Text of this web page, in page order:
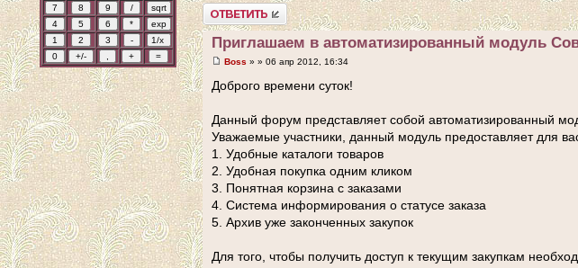
Ответить
Приглашаем в автоматизированный модуль
Boss » » 06 апр 2012, 16:34
Доброго времени суток!
Данный форум представляет собой автоматизированный
Уважаемые участники, данный модуль предоставляет для
1. Удобные каталоги товаров
2. Удобная покупка одним кликом
3. Понятная корзина с заказами
4. Система информирования о статусе заказа
5. Архив уже законченных закупок
Для того, чтобы получить доступ к текущим закупкам